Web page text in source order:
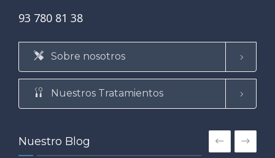
93 780 81 38
Sobre nosotros
Nuestros Tratamientos
Nuestro Blog